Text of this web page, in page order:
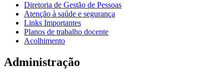
Diretoria de Gestão de Pessoas
Atenção à saúde e segurança
Links Importantes
Planos de trabalho docente
Acolhimento
Administração